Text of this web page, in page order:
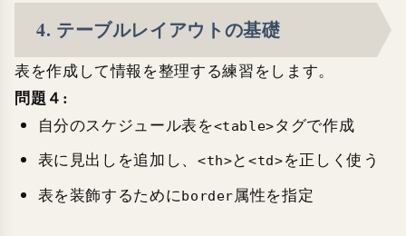
4. テーブルレイアウトの基礎
表を作成して情報を整理する練習をします。
問題４:
自分のスケジュール表を<table>タグで作成
表に見出しを追加し、
<th>と<td>を正しく使う
表を装飾するためにborder属性を指定